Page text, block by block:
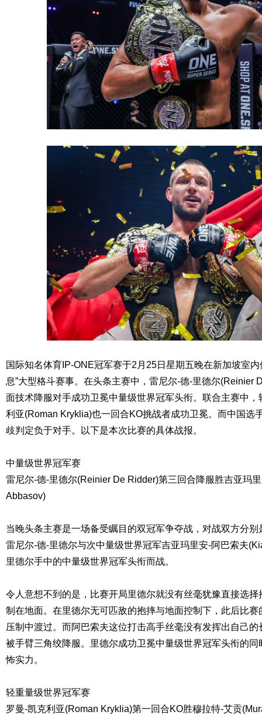
国际知名体育IP-ONE冠军赛于2月25日星期五晚在新加坡室
息”大型格斗赛事。在头条主赛中，雷尼尔-德-里德尔(Reinier
面技术降服对手成功卫冕中量级世界冠军头衔。联合主赛中
利亚(Roman Kryklia)也一回合KO挑战者成功卫冕。而中国选
歧判定负于对手。以下是本次比赛的具体战报。
中量级世界冠军赛
雷尼尔-德-里德尔(Reinier De Ridder)第三回合降服胜吉亚玛
Abbasov)
当晚头条主赛是一场备受瞩目的双冠军争夺战，对战双方分
雷尼尔-德-里德尔与次中量级世界冠军吉亚玛里安-阿巴索夫
里德尔手中的中量级世界冠军头衔而战。
令人意想不到的是，比赛开局里德尔就没有丝毫犹豫直接选
制在地面。在里德尔无可匹敌的抱摔与地面控制下，此后比
压制中渡过。而阿巴索夫这位打击高手丝毫没有发挥出自己
被手臂三角绞降服。里德尔成功卫冕中量级世界冠军头衔的
怖实力。
轻重量级世界冠军赛
罗曼-凯克利亚(Roman Kryklia)第一回合KO胜穆拉特-艾贡